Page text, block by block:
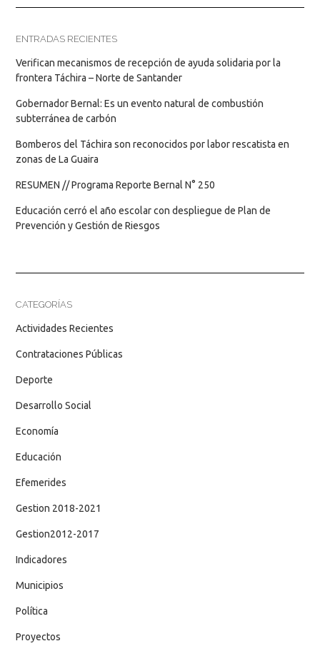
ENTRADAS RECIENTES
Verifican mecanismos de recepción de ayuda solidaria por la
frontera Táchira – Norte de Santander
Gobernador Bernal: Es un evento natural de combustión
subterránea de carbón
Bomberos del Táchira son reconocidos por labor rescatista en
zonas de La Guaira
RESUMEN // Programa Reporte Bernal N° 250
Educación cerró el año escolar con despliegue de Plan de
Prevención y Gestión de Riesgos
CATEGORÍAS
Actividades Recientes
Contrataciones Públicas
Deporte
Desarrollo Social
Economía
Educación
Efemerides
Gestion 2018-2021
Gestion2012-2017
Indicadores
Municipios
Política
Proyectos